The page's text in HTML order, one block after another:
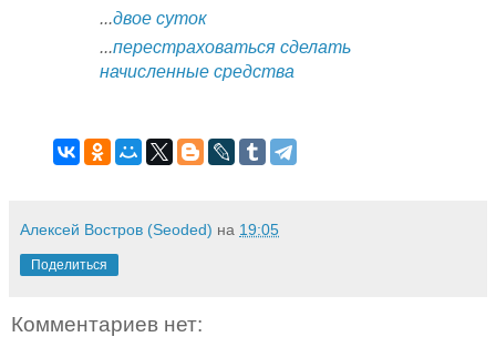
...двое суток
...перестраховаться сделать
начисленные средства
Алексей Востров (Seoded) на 19:05
Поделиться
Комментариев нет: